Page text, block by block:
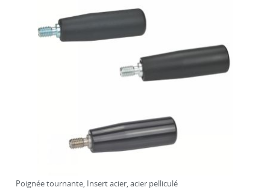
Poignée tournante, Insert acier, acier pelliculé